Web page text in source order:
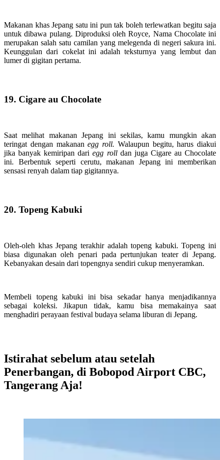
Makanan khas Jepang satu ini pun tak boleh terlewatkan begitu saja
untuk dibawa pulang. Diproduksi oleh Royce, Nama Chocolate ini
merupakan salah satu camilan yang melegenda di negeri sakura ini.
Keunggulan dari cokelat ini adalah teksturnya yang lembut dan
lumer di gigitan pertama.
19. Cigare au Chocolate
Saat melihat makanan Jepang ini sekilas, kamu mungkin akan
teringat dengan makananegg roll. Walaupun begitu, harus diakui
jika banyak kemiripan dariegg roll dan juga Cigare au Chocolate
ini. Berbentuk seperti cerutu, makanan Jepang ini memberikan
sensasi renyah dalam tiap gigitannya.
20. Topeng Kabuki
Oleh-oleh khas Jepang terakhir adalah topeng kabuki. Topeng ini
biasa digunakan oleh penari pada pertunjukan teater di Jepang.
Kebanyakan desain dari topengnya sendiri cukup menyeramkan.
Membeli topeng kabuki ini bisa sekadar hanya menjadikannya
sebagai koleksi. Jikapun tidak, kamu bisa memakainya saat
menghadiri perayaan festival budaya selama liburan di Jepang.
Istirahat sebelum atau setelah
Penerbangan, di Bobopod Airport CBC,
Tangerang Aja!